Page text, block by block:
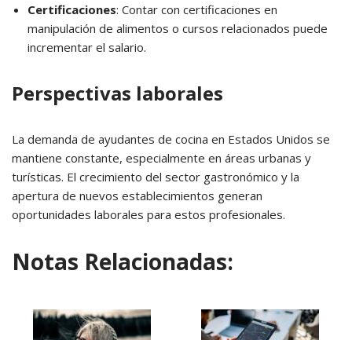
Certificaciones: Contar con certificaciones en
manipulación de alimentos o cursos relacionados puede
incrementar el salario.
Perspectivas laborales
La demanda de ayudantes de cocina en Estados Unidos se
mantiene constante, especialmente en áreas urbanas y
turísticas. El crecimiento del sector gastronómico y la
apertura de nuevos establecimientos generan
oportunidades laborales para estos profesionales.
Notas Relacionadas: